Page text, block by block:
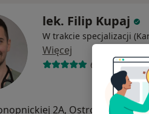
lek. Filip Kupaj
W trakcie specjalizacji
Więcej
65 opinii
Marii Konopnickiej